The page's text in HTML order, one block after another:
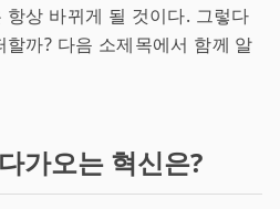
상 바뀌게 될 것이다. 그렇다
까? 다음 소제목에서 함께 알
가오는 혁신은?